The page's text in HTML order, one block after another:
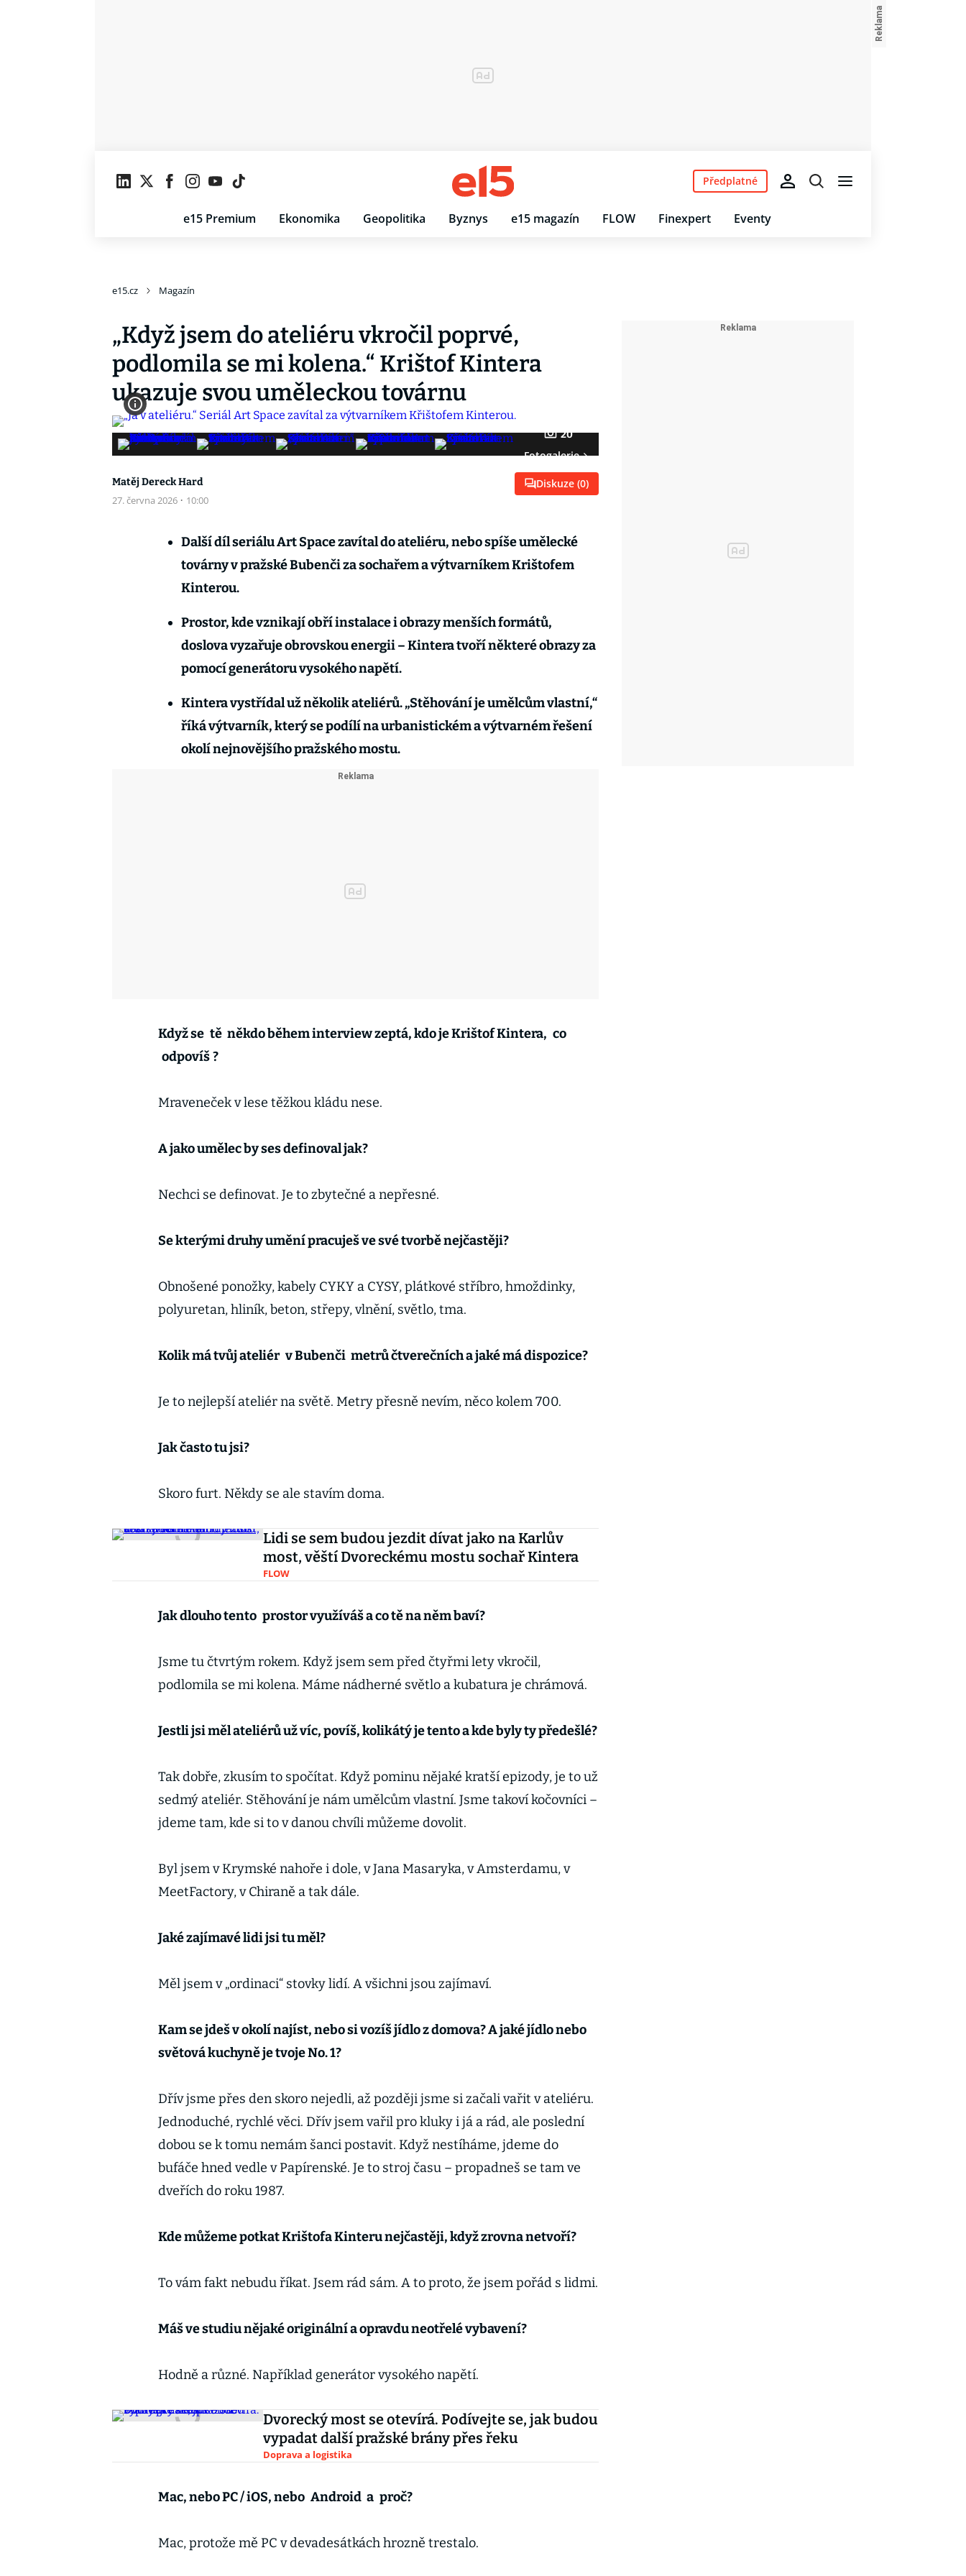
e15 Premium Ekonomika Geopolitika Byznys e15 magazín FLOW Finexpert Eventy
Předplatné
e15.cz Magazín
„Když jsem do ateliéru vkročil poprvé,
podlomila se mi kolena.“ Krištof Kintera
ukazuje svou uměleckou továrnu
20
Fotogalerie
Matěj Dereck Hard
27. června 2026 · 10:00
Diskuze (0)
Další díl seriálu Art Space zavítal do ateliéru, nebo spíše umělecké
továrny v pražské Bubenči za sochařem a výtvarníkem Krištofem
Kinterou.
Prostor, kde vznikají obří instalace i obrazy menších formátů,
doslova vyzařuje obrovskou energii – Kintera tvoří některé obrazy za
pomocí generátoru vysokého napětí.
Kintera vystřídal už několik ateliérů. „Stěhování je umělcům vlastní,“
říká výtvarník, který se podílí na urbanistickém a výtvarném řešení
okolí nejnovějšího pražského mostu.
Když se tě někdo během interview zeptá, kdo je Krištof Kintera, co
odpovíš ?
Mraveneček v lese těžkou kládu nese.
A jako umělec by ses definoval jak?
Nechci se definovat. Je to zbytečné a nepřesné.
Se kterými druhy umění pracuješ ve své tvorbě nejčastěji?
Obnošené ponožky, kabely CYKY a CYSY, plátkové stříbro, hmoždinky,
polyuretan, hliník, beton, střepy, vlnění, světlo, tma.
Kolik má tvůj ateliér v Bubenči metrů čtverečních a jaké má dispozice?
Je to nejlepší ateliér na světě. Metry přesně nevím, něco kolem 700.
Jak často tu jsi?
Skoro furt. Někdy se ale stavím doma.
Lidi se sem budou jezdit dívat jako na Karlův
most, věští Dvoreckému mostu sochař Kintera
FLOW
Jak dlouho tento prostor využíváš a co tě na něm baví?
Jsme tu čtvrtým rokem. Když jsem sem před čtyřmi lety vkročil,
podlomila se mi kolena. Máme nádherné světlo a kubatura je chrámová.
Jestli jsi měl ateliérů už víc, povíš, kolikátý je tento a kde byly ty předešlé?
Tak dobře, zkusím to spočítat. Když pominu nějaké kratší epizody, je to už
sedmý ateliér. Stěhování je nám umělcům vlastní. Jsme takoví kočovníci –
jdeme tam, kde si to v danou chvíli můžeme dovolit.
Byl jsem v Krymské nahoře i dole, v Jana Masaryka, v Amsterdamu, v
MeetFactory, v Chiraně a tak dále.
Jaké zajímavé lidi jsi tu měl?
Měl jsem v „ordinaci“ stovky lidí. A všichni jsou zajímaví.
Kam se jdeš v okolí najíst, nebo si vozíš jídlo z domova? A jaké jídlo nebo
světová kuchyně je tvoje No. 1?
Dřív jsme přes den skoro nejedli, až později jsme si začali vařit v ateliéru.
Jednoduché, rychlé věci. Dřív jsem vařil pro kluky i já a rád, ale poslední
dobou se k tomu nemám šanci postavit. Když nestíháme, jdeme do
bufáče hned vedle v Papírenské. Je to stroj času – propadneš se tam ve
dveřích do roku 1987.
Kde můžeme potkat Krištofa Kinteru nejčastěji, když zrovna netvoří?
To vám fakt nebudu říkat. Jsem rád sám. A to proto, že jsem pořád s lidmi.
Máš ve studiu nějaké originální a opravdu neotřelé vybavení?
Hodně a různé. Například generátor vysokého napětí.
Dvorecký most se otevírá. Podívejte se, jak budou
vypadat další pražské brány přes řeku
Doprava a logistika
Mac, nebo PC / iOS, nebo Android a proč?
Mac, protože mě PC v devadesátkách hrozně trestalo.